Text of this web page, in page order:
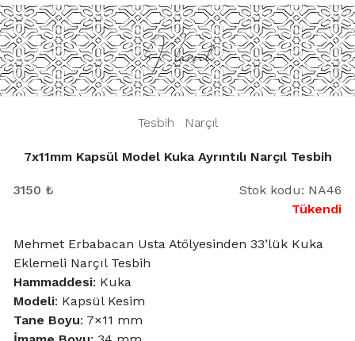
Narçıl
Tesbih Narçıl|
7x11mm Kapsül Model Kuka Ayrıntılı Narçıl Tesbih
3150 ₺ Stok kodu: NA46
Tükendi
Mehmet Erbabacan Usta Atölyesinden 33’lük Kuka
Eklemeli Narçıl Tesbih
Hammaddesi: Kuka
Modeli: Kapsül Kesim
Tane Boyu: 7×11 mm